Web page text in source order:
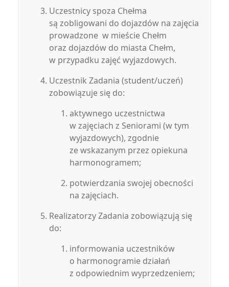
Uczestnicy spoza Chełma
są zobligowani do dojazdów na zajęcia
prowadzone w mieście Chełm
oraz dojazdów do miasta Chełm,
w przypadku zajęć wyjazdowych.
Uczestnik Zadania (student/uczeń)
zobowiązuje się do:
aktywnego uczestnictwa
w zajęciach z Seniorami (w tym
wyjazdowych), zgodnie
ze wskazanym przez opiekuna
harmonogramem;
potwierdzania swojej obecności
na zajęciach.
Realizatorzy Zadania zobowiązują się
do:
informowania uczestników
o harmonogramie działań
z odpowiednim wyprzedzeniem;